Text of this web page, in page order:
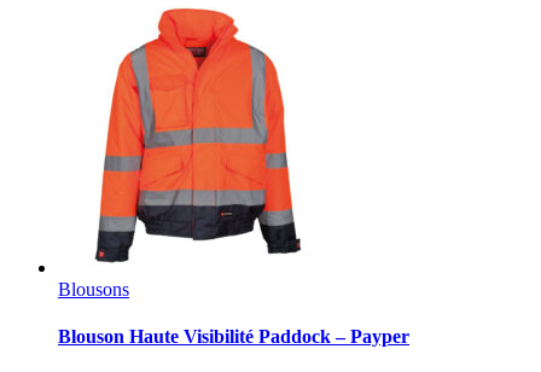
Blousons
Blouson Haute Visibilité Paddock – Payper